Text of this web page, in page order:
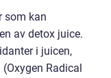
som kan
av detox juice.
i juicen,
Radical